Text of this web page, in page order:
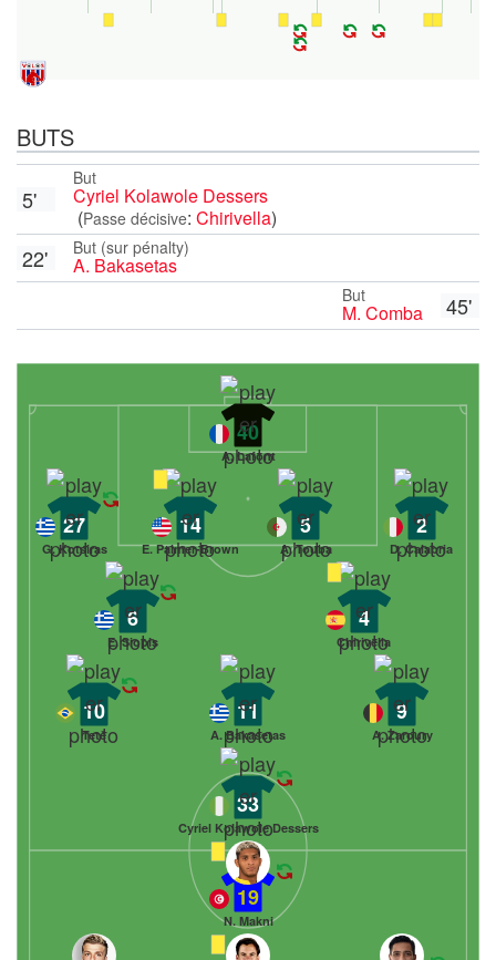
BUTS
But
Cyriel Kolawole Dessers
(Passe décisive: Chirivella)
5'
But (sur pénalty)
A. Bakasetas
22'
45'
But
M. Comba
40
A. Lafont
2
D. Calabria
5
A. Touba
14
E. Palmer-Brown
27
G. Kotsiras
4
Chirivella
6
E. Siopis
9
A. Zaroury
11
A. Bakasetas
10
Tetê
33
Cyriel Kolawole Dessers
19
N. Makni